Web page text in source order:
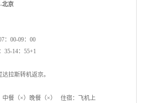
北京
：00-09：00
35-14：55+1
拉斯转机返京。
中餐（×）晚餐（×） 住宿：飞机上